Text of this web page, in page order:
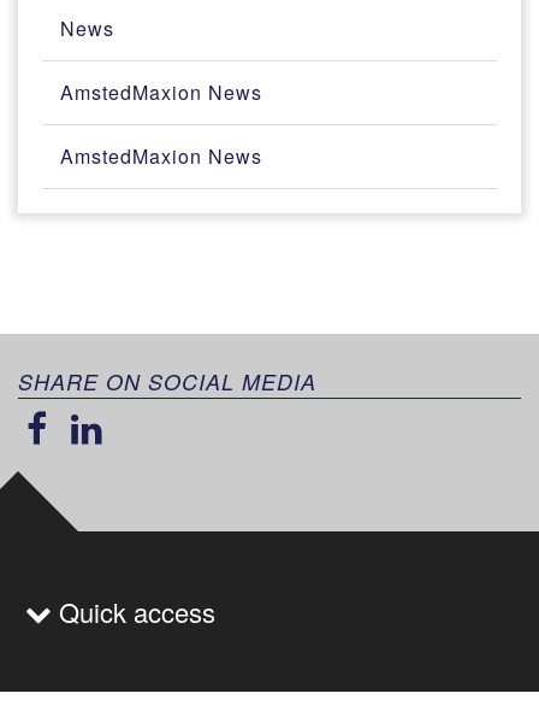
News
AmstedMaxion News
AmstedMaxion News
SHARE ON SOCIAL MEDIA
Quick access